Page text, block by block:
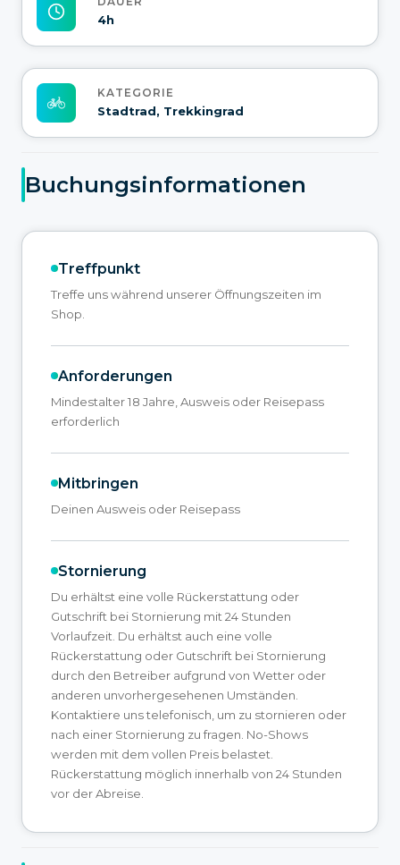
4h
KATEGORIE
Stadtrad, Trekkingrad
Buchungsinformationen
Treffpunkt
Treffe uns während unserer Öffnungszeiten im
Shop.
Anforderungen
Mindestalter 18 Jahre, Ausweis oder Reisepass
erforderlich
Mitbringen
Deinen Ausweis oder Reisepass
Stornierung
Du erhältst eine volle Rückerstattung oder
Gutschrift bei Stornierung mit 24 Stunden
Vorlaufzeit. Du erhältst auch eine volle
Rückerstattung oder Gutschrift bei Stornierung
durch den Betreiber aufgrund von Wetter oder
anderen unvorhergesehenen Umständen.
Kontaktiere uns telefonisch, um zu stornieren oder
nach einer Stornierung zu fragen. No-Shows
werden mit dem vollen Preis belastet.
Rückerstattung möglich innerhalb von 24 Stunden
vor der Abreise.